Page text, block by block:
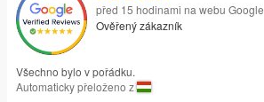
před 15 hodinami na webu Google
Ověřený zákazník
Všechno bylo v pořádku.
Automaticky přeloženo z